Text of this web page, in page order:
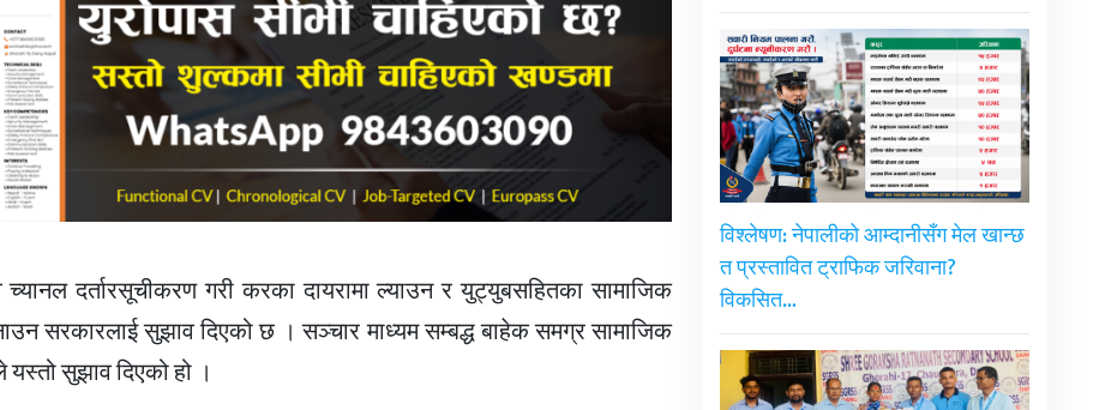
दर्तारसूचीकरण गरी करका दायरामा ल्याउन र युट्युबसहितका सामाजिक
सरकारलाई सुझाव दिएको छ । सञ्चार माध्यम सम्बद्ध बाहेक समग्र सामाजिक
सुझाव दिएको हो ।
विश्लेषण: नेपालीको आम्दानीसँग मेल खान्छ
त प्रस्तावित ट्राफिक जरिवाना?
विकसित…